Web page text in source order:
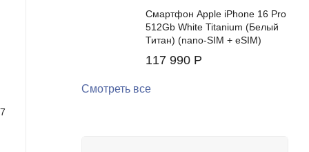
функция
Z
Смартфон Apple iPhone 16 Pro
512Gb White Titanium (Белый
Титан) (nano-SIM + eSIM)
117 990 Р
Смотреть все